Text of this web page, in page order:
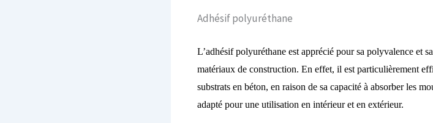
Adhésif polyuréthane
L’adhésif polyuréthane est apprécié pour sa polyvalence et
matériaux de construction. En effet, il est particulièrement
substrats en béton, en raison de sa capacité à absorber les
adapté pour une utilisation en intérieur et en extérieur.